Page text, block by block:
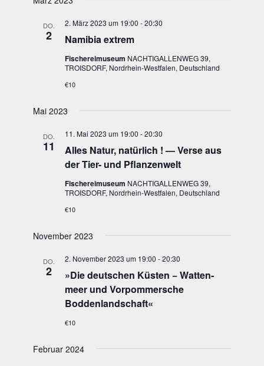
DO.
2 Nami­bia extrem
2. März 2023 um 19:00 -20:30
Fischereimuseum NACHTIGALLENWEG 39,
TROISDORF, Nordrhein-Westfalen, Deutschland
€10
Mai 2023
DO.
11
Alles Natur, natür­lich ! — Ver­se aus
der Tier- und Pflanzenwelt
11. Mai 2023 um 19:00 -20:30
Fischereimuseum NACHTIGALLENWEG 39,
TROISDORF, Nordrhein-Westfalen, Deutschland
€10
November 2023
DO.
2 »Die deut­schen Küs­ten − Wat­ten­
meer und Vor­pom­mer­sche
Boddenlandschaft«
2. November 2023 um 19:00 -20:30
€10
Februar 2024